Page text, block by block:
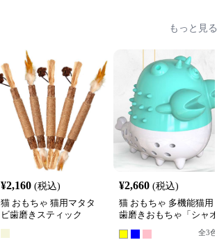
もっと見る
¥2,160 (税込)
猫 おもちゃ 猫用マタタ
ビ歯磨きスティック
¥2,660 (税込)
猫 おもちゃ 多機能猫用
歯磨きおもちゃ「シャオ
全3色